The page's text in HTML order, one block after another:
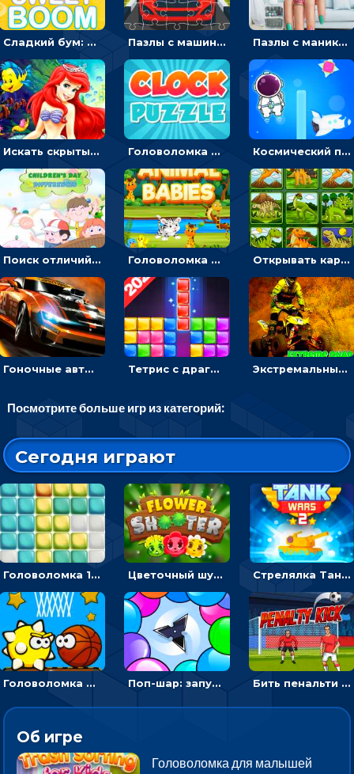
Сладкий бум: тапнуть, чтобы взорвать желейки - головоломка Пазлы с машинами Форд: собирать картинки и открывать новые Пазлы с маникюром: собери идеальный рисунок для ногтей
Искать скрытый алфавит на картинках с мультяшными героями - головоломка для детей Головоломка с часами для детей: читать время по циферблату Космический побег: двигать космонавта, чтобы попасть к кораблю
Поиск отличий на картинках с детьми - головоломка Головоломка Звери-малыши: открывай карточки по очереди, чтобы найти одинаковые Открывать картинки с динозаврами и складывать в пары по памяти - головоломка
Гоночные авто в пазлах: разбей картинку и собери снова Тетрис с драгоценными камнями: расставляй блоки, чтобы получить линию - головоломка Экстремальные пазлы с квадроциклами: собирать крутые тачки
Посмотрите больше игр из категорий:
Сегодня играют
Головоломка 10х10 Цветочный шутер: стрелять пчелками по цветам Стрелялка Танковые войны: бить по танку врага, чтобы уничтожить зло
Головоломка Невероятный баскетбол: проложить путь и отправить мяч в корзину Поп-шар: запускать колючку, чтобы лопать воздушные шарики Бить пенальти по воротам или мишеням - спортивная аркада
Об игре
Головоломка для малышей